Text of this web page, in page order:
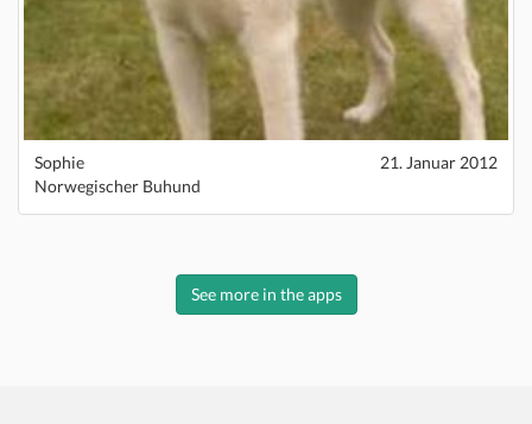
Sophie
21. Januar 2012
Norwegischer Buhund
See more in the apps